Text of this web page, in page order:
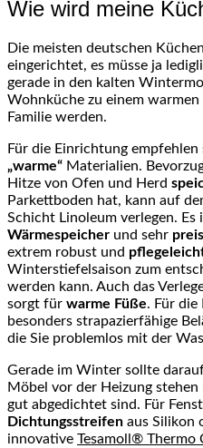
Wie wird meine
Die meisten deutschen
eingerichtet, es müsse ja
gerade in den kalten
Wohnküche zu einem warmen
Familie werden.
Für die Einrichtung empfehlen
„warme“ Materialien.
Hitze von Ofen und Herd
Parkettboden hat, kann auf
Schicht Linoleum verlegen.
Wärmespeicher und sehr
extrem robust und
Winterstiefelsaison zum
werden kann. Auch das
sorgt für warme Füße. Für die
besonders strapazierfähige
die Sie problemlos mit der
Gerade im Winter sollte
Möbel vor der Heizung stehen
gut abgedichtet sind. Für
Dichtungsstreifen aus Silikon
innovative Tesamoll® Thermo